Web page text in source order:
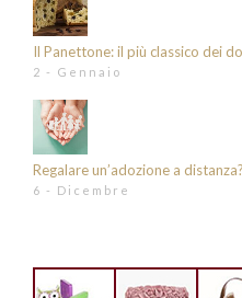
Il Panettone: il più classico dei
2 - Gennaio
Regalare un’adozione a
6 - Dicembre